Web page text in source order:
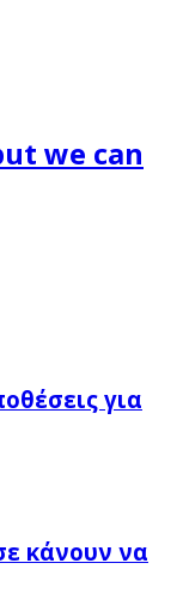
we can
για
κάνουν να